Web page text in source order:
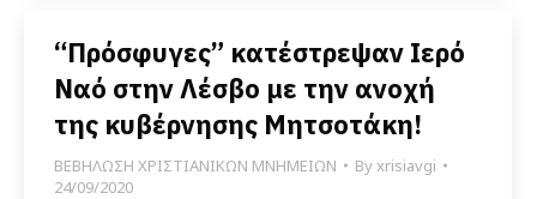
“Πρόσφυγες” κατέστρεψαν Ιερό
Ναό στην Λέσβο με την ανοχή
της κυβέρνησης Μητσοτάκη!
ΒΕΒΗΛΩΣΗ ΧΡΙΣΤΙΑΝΙΚΩΝ ΜΝΗΜΕΙΩΝ Byxrisiavgi
24/09/2020